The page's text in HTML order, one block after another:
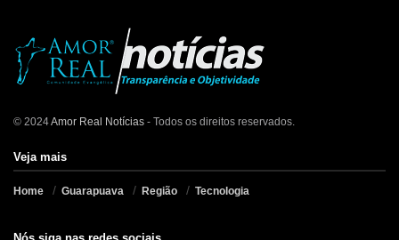
© 2024Amor Real Notícias - Todos os direitos reservados.
Veja mais
Home Guarapuava Região Tecnologia